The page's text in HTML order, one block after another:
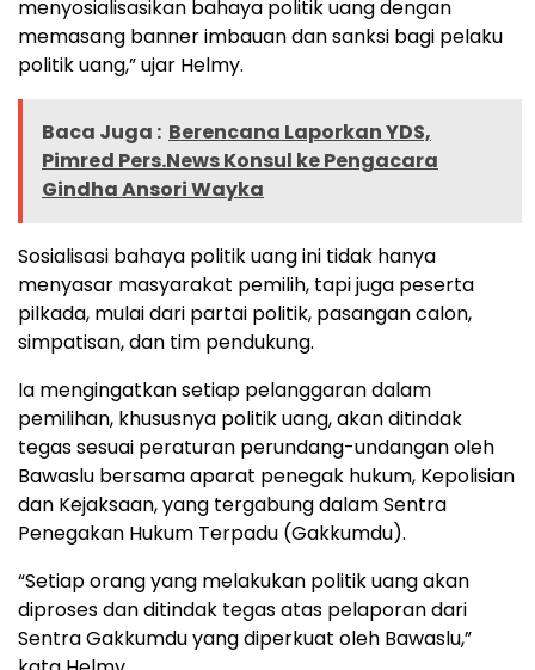
menyosialisasikan bahaya politik uang dengan
memasang banner imbauan dan sanksi bagi pelaku
politik uang,” ujar Helmy.
Baca Juga : Berencana Laporkan YDS,
Pimred Pers.News Konsul ke Pengacara
Gindha Ansori Wayka
Sosialisasi bahaya politik uang ini tidak hanya
menyasar masyarakat pemilih, tapi juga peserta
pilkada, mulai dari partai politik, pasangan calon,
simpatisan, dan tim pendukung.
Ia mengingatkan setiap pelanggaran dalam
pemilihan, khususnya politik uang, akan ditindak
tegas sesuai peraturan perundang-undangan oleh
Bawaslu bersama aparat penegak hukum, Kepolisian
dan Kejaksaan, yang tergabung dalam Sentra
Penegakan Hukum Terpadu (Gakkumdu).
“Setiap orang yang melakukan politik uang akan
diproses dan ditindak tegas atas pelaporan dari
Sentra Gakkumdu yang diperkuat oleh Bawaslu,”